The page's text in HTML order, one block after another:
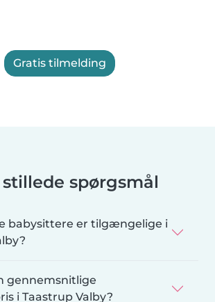
Gratis tilmelding
spørgsmål
babysittere er tilgængelige i
gennemsnitlige
i Taastrup Valby?